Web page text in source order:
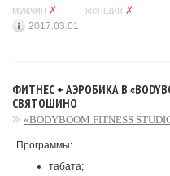
мужчин ✗ женщин ✗
2017.03.01
ФИТНЕС + АЭРОБИКА В
СВЯТОШИНО
«BODYBOOM FITNESS
Программы:
табата;